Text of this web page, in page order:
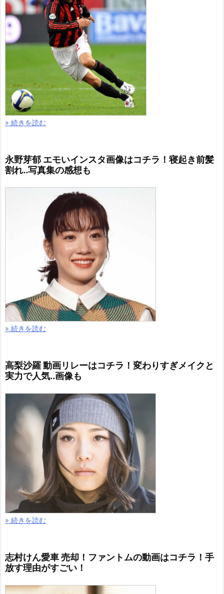
» 続きを読む
永野芽郁 エモいインスタ画像はコチラ！寝起き前髪
割れ..写真集の感想も
» 続きを読む
高梨沙羅 動画リレーはコチラ！変わりすぎメイクと
実力で人気..画像も
» 続きを読む
志村けん愛車 売却！ファントムの動画はコチラ！手
放す理由がすごい！